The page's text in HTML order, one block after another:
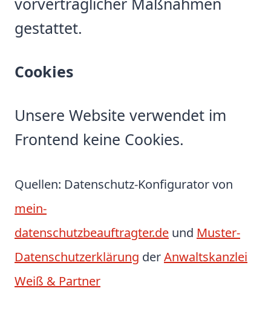
gestattet.
Cookies
Unsere Website verwendet im
Frontend keine Cookies.
Quellen: Datenschutz-Konfigurator von
mein-
datenschutzbeauftragter.de und Muster-
Datenschutzerklärung derAnwaltskanzlei
Weiß & Partner